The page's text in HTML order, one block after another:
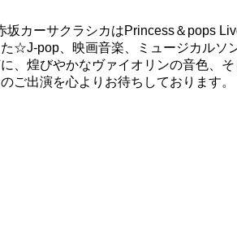
カーサクラシカはPrincess＆pops
☆J-pop、映画音楽、ミュージカル
、煌びやかなヴァイオリンの音色、
ご出演を心よりお待ちしております。